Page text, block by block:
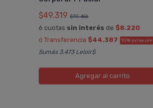
$49.319 $70.456
6 cuotas sin interés de $8.220
ó Transferencia $44.387 10% EXTRA OFF
Sumás 3.473 Leloir$
Agregar al carrito